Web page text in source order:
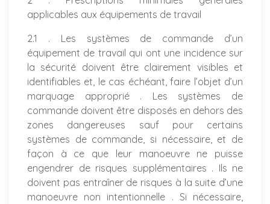
applicables aux équipements de travail
2.1 . Les systèmes de commande d’un
équipement de travail qui ont une incidence sur
la sécurité doivent être clairement visibles et
identifiables et, le cas échéant, faire l’objet d’un
marquage approprié . Les systèmes de
commande doivent être disposés en dehors des
zones dangereuses sauf pour certains
systèmes de commande, si nécessaire, et de
façon à ce que leur manoeuvre ne puisse
engendrer de risques supplémentaires . Ils ne
doivent pas entraîner de risques à la suite d’une
manoeuvre non intentionnelle . Si nécessaire,